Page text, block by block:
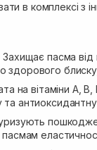
в комплексі з
Захищає пасма від
здорового
на вітаміни А,
та
пасмам